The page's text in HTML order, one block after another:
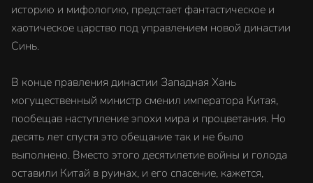
историю и мифологию, предстает фантастическое и
хаотическое царство под управлением новой династии
Синь.
В конце правления династии Западная Хань
могущественный министр сменил императора Китая,
пообещав наступление эпохи мира и процветания. Но
десять лет спустя это обещание так и не было
выполнено. Вместо этого десятилетие войны и голода
оставили Китай в руинах, и его спасение, кажется,